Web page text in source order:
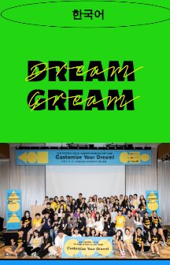
한국어